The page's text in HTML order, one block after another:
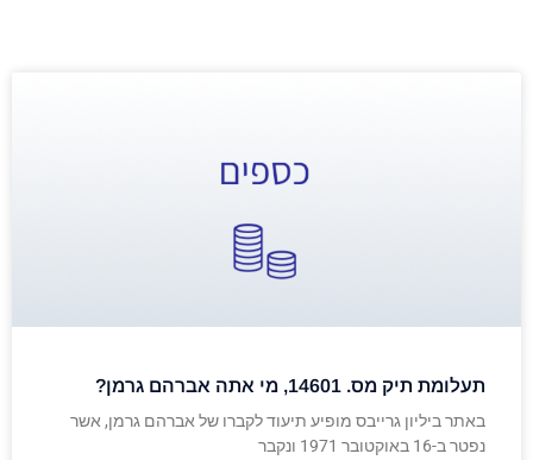
תעלומת תיק מס. 14601, מי אתה אברהם גרמן?
באתר ביליון גרייבס מופיע תיעוד לקברו של אברהם גרמן, אשר
נפטר ב-16 באוקטובר 1971 ונקבר